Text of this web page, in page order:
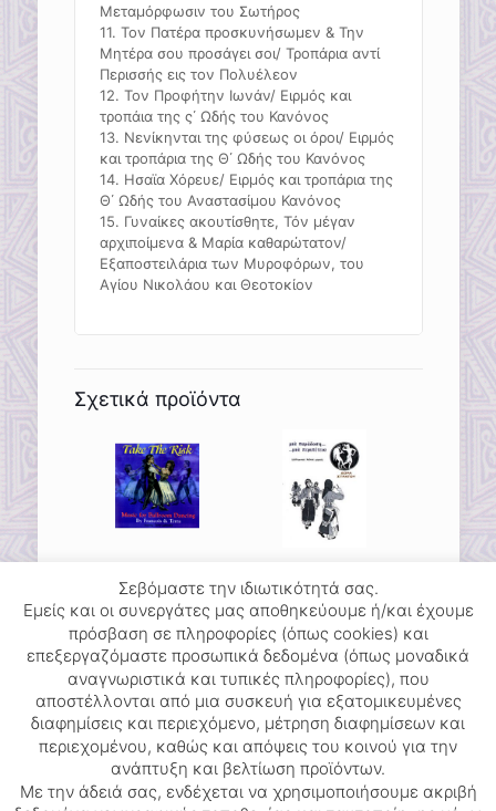
Μεταμόρφωσιν του Σωτήρος
11. Τον Πατέρα προσκυνήσωμεν & Την
Μητέρα σου προσάγει σοι/ Τροπάρια αντί
Περισσής εις τον Πολυέλεον
12. Τον Προφήτην Ιωνάν/ Ειρμός και
τροπάια της ς΄ Ωδής του Κανόνος
13. Νενίκηνται της φύσεως οι όροι/ Ειρμός
και τροπάρια της Θ΄ Ωδής του Κανόνος
14. Ησαϊα Χόρευε/ Ειρμός και τροπάρια της
Θ΄ Ωδής του Αναστασίμου Κανόνος
15. Γυναίκες ακουτίσθητε, Τόν μέγαν
αρχιποίμενα & Μαρία καθαρώτατον/
Εξαποστειλάρια των Μυροφόρων, του
Αγίου Νικολάου και Θεοτοκίον
Σχετικά προϊόντα
14.88€
περιπέτεια
16.00€
ΛΑΜΠΡΟΓΙΟΡΤΑ
Σεβόμαστε την ιδιωτικότητά σας.
Εμείς και οι συνεργάτες μας αποθηκεύουμε ή/και έχουμε
πρόσβαση σε πληροφορίες (όπως cookies) και
επεξεργαζόμαστε προσωπικά δεδομένα (όπως μοναδικά
αναγνωριστικά και τυπικές πληροφορίες), που
αποστέλλονται από μια συσκευή για εξατομικευμένες
διαφημίσεις και περιεχόμενο, μέτρηση διαφημίσεων και
περιεχομένου, καθώς και απόψεις του κοινού για την
ανάπτυξη και βελτίωση προϊόντων.
Με την άδειά σας, ενδέχεται να χρησιμοποιήσουμε ακριβή